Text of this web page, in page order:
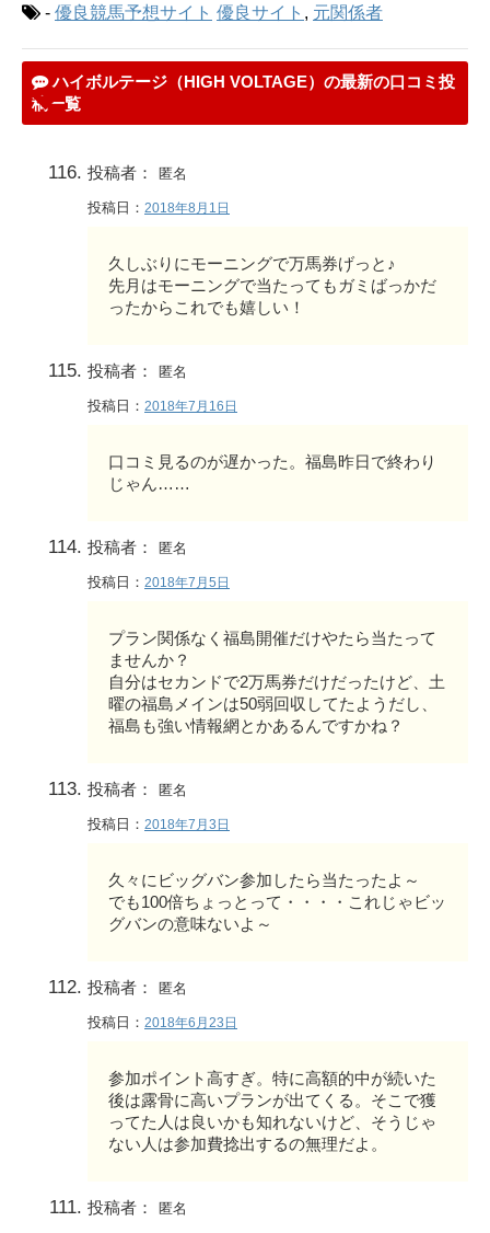
- 優良競馬予想サイト 優良サイト , 元関係者
ハイボルテージ（HIGH VOLTAGE）の最新の口コミ投
稿一覧
投稿者： 匿名
投稿日： 2018年8月1日
久しぶりにモーニングで万馬券げっと♪
先月はモーニングで当たってもガミばっかだ
ったからこれでも嬉しい！
投稿者： 匿名
投稿日： 2018年7月16日
口コミ見るのが遅かった。福島昨日で終わり
じゃん……
投稿者： 匿名
投稿日： 2018年7月5日
プラン関係なく福島開催だけやたら当たって
ませんか？
自分はセカンドで2万馬券だけだったけど、土
曜の福島メインは50弱回収してたようだし、
福島も強い情報網とかあるんですかね？
投稿者： 匿名
投稿日： 2018年7月3日
久々にビッグバン参加したら当たったよ～
でも100倍ちょっとって・・・・これじゃビッ
グバンの意味ないよ～
投稿者： 匿名
投稿日： 2018年6月23日
参加ポイント高すぎ。特に高額的中が続いた
後は露骨に高いプランが出てくる。そこで獲
ってた人は良いかも知れないけど、そうじゃ
ない人は参加費捻出するの無理だよ。
投稿者： 匿名